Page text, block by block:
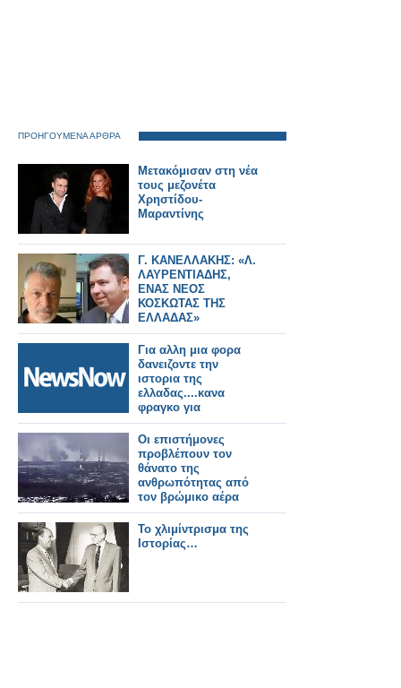
ΠΡΟΗΓΟΥΜΕΝΑ ΑΡΘΡΑ
Μετακόμισαν στη νέα
τους μεζονέτα
Χρηστίδου-
Μαραντίνης
Γ. ΚΑΝΕΛΛΑΚΗΣ: «Λ.
ΛΑΥΡΕΝΤΙΑΔΗΣ,
ΕΝΑΣ ΝΕΟΣ
ΚΟΣΚΩΤΑΣ ΤΗΣ
ΕΛΛΑΔΑΣ»
Για αλλη μια φορα
δανειζοντε την
ιστορια της
ελλαδας....κανα
φραγκο για
πνευματικα
δικαιώματα θα
δωσουν ποτε???
Οι επιστήμονες
προβλέπουν τον
θάνατο της
ανθρωπότητας από
τον βρώμικο αέρα
Το χλιμίντρισμα της
Ιστορίας…